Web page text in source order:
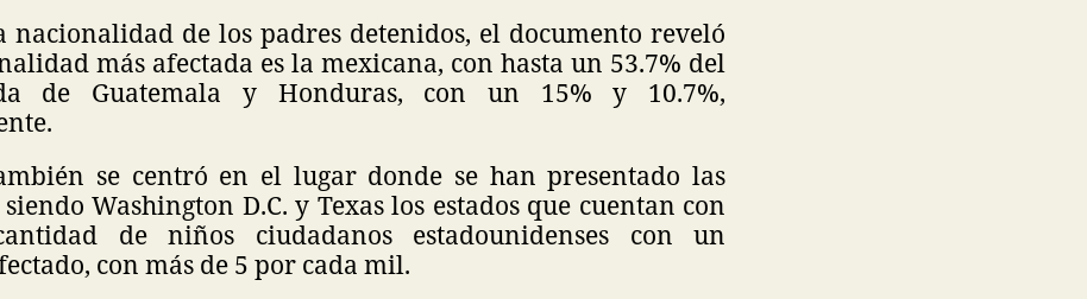
nacionalidad de los padres detenidos, el documento reveló
más afectada es la mexicana, con hasta un 53.7% del
de Guatemala y Honduras, con un 15% y 10.7%,
se centró en el lugar donde se han presentado las
Washington D.C. y Texas los estados que cuentan con
de niños ciudadanos estadounidenses con un
con más de 5 por cada mil.